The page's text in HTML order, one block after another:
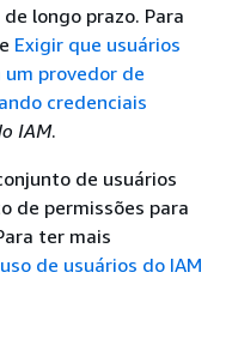
longo prazo. Para
Exigir que usuários
provedor de
credenciais
IAM.
de usuários
de permissões para
ter mais
de usuários do IAM